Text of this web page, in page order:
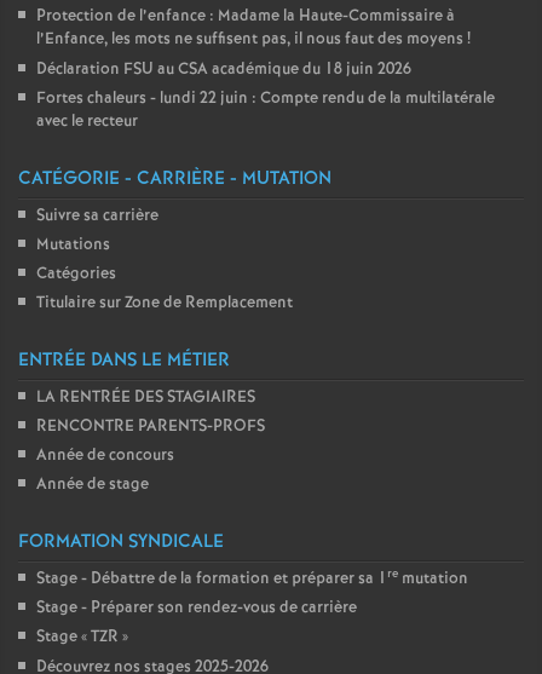
Protection de l’enfance : Madame la Haute-Commissaire à
l’Enfance, les mots ne suffisent pas, il nous faut des moyens !
Déclaration FSU au CSA académique du 18 juin 2026
Fortes chaleurs - lundi 22 juin : Compte rendu de la multilatérale
avec le recteur
CATÉGORIE - CARRIÈRE - MUTATION
Suivre sa carrière
Mutations
Catégories
Titulaire sur Zone de Remplacement
ENTRÉE DANS LE MÉTIER
LA RENTRÉE DES STAGIAIRES
RENCONTRE PARENTS-PROFS
Année de concours
Année de stage
FORMATION SYNDICALE
Stage - Débattre de la formation et préparer sa 1 re mutation
Stage - Préparer son rendez-vous de carrière
Stage «TZR »
Découvrez nos stages 2025-2026